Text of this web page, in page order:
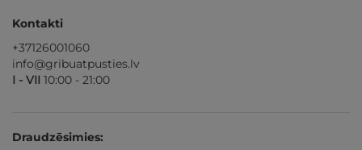
Kontakti
+37126001060
info@gribuatpusties.lv
I - VII 10:00 - 21:00
Draudzēsimies: